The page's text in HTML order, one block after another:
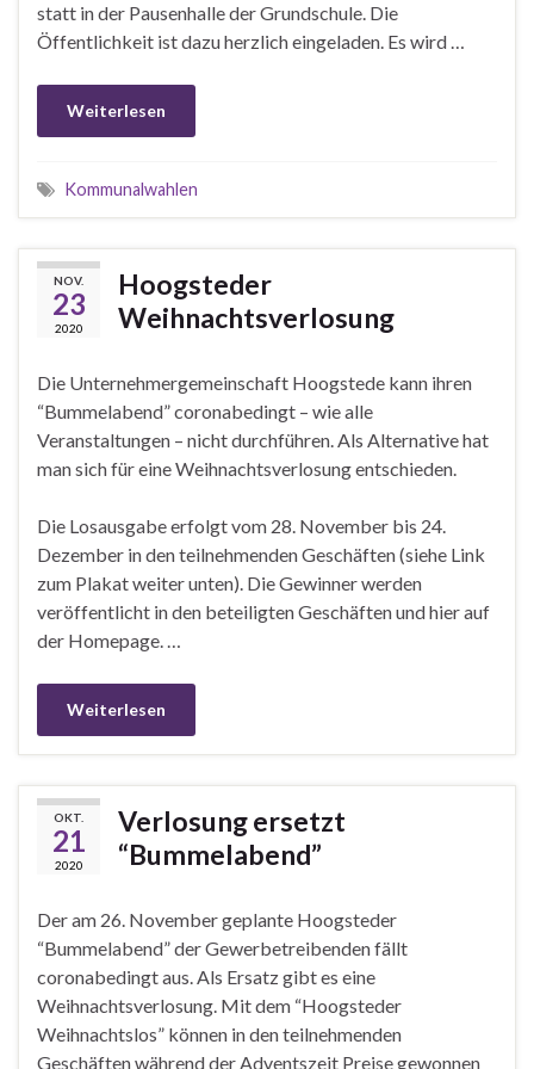
statt in der Pausenhalle der Grundschule. Die
Öffentlichkeit ist dazu herzlich eingeladen. Es wird …
Weiterlesen
Kommunalwahlen
NOV.
23
2020
Hoogsteder
Weihnachtsverlosung
Die Unternehmergemeinschaft Hoogstede kann ihren
“Bummelabend” coronabedingt – wie alle
Veranstaltungen – nicht durchführen. Als Alternative hat
man sich für eine Weihnachtsverlosung entschieden.
Die Losausgabe erfolgt vom 28. November bis 24.
Dezember in den teilnehmenden Geschäften (siehe Link
zum Plakat weiter unten). Die Gewinner werden
veröffentlicht in den beteiligten Geschäften und hier auf
der Homepage. …
Weiterlesen
OKT.
21
2020
Verlosung ersetzt
“Bummelabend”
Der am 26. November geplante Hoogsteder
“Bummelabend” der Gewerbetreibenden fällt
coronabedingt aus. Als Ersatz gibt es eine
Weihnachtsverlosung. Mit dem “Hoogsteder
Weihnachtslos” können in den teilnehmenden
Geschäften während der Adventszeit Preise gewonnen